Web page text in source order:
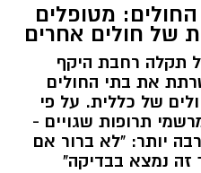
מטופלים
של חולים אחרים
תקלה רחבת היקף
את בתי החולים
של כללית. על פי
תרופות שגויים -
יותר: "לא ברור אם
זה נמצא בבדיקה"